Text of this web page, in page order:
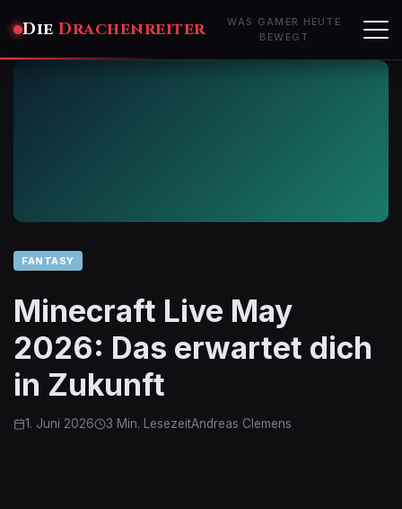
Die Drachenreiter
WAS GAMER HEUTE
BEWEGT
FANTASY
Minecraft Live May
2026: Das erwartet dich
in Zukunft
1. Juni 2026 3 Min. LesezeitAndreas Clemens